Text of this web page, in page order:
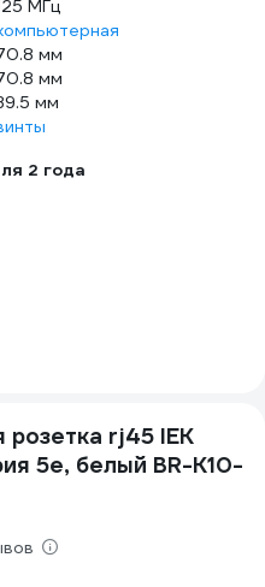
МГц
мм
мм
мм
2 года
rj45 IEK
5e, белый BR-K10-